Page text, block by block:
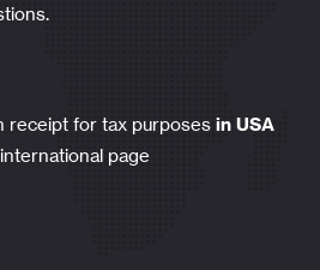
receipt for tax purposes in USA
page